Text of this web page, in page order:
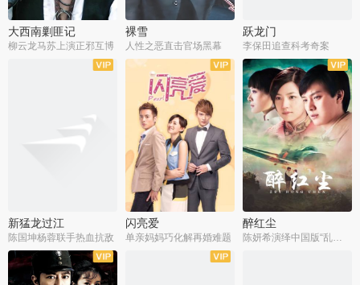
大西南剿匪记
柳云龙马苏上演正邪互博
裸雪
人性之恶直击官场黑幕
跃龙门
李保田追查科考奇案
新猛龙过江
陈国坤杨蓉联手热血抗敌
全37集
闪亮爱
单亲妈妈巧化解再婚难题
全30集
醉红尘
陈妍希演绎中国版“乱世佳人”
全30集